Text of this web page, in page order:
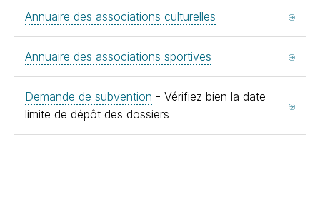
Annuaire des associations culturelles
Annuaire des associations sportives
Demande de subvention - Vérifiez bien la date
limite de dépôt des dossiers